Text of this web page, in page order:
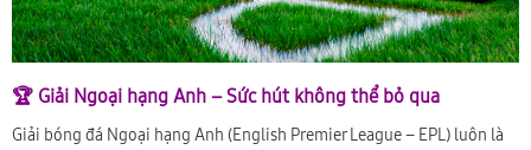
🏆 Giải Ngoại hạng Anh – Sức hút không thể bỏ qua
Giải bóng đá Ngoại hạng Anh (English Premier League – EPL) luôn là